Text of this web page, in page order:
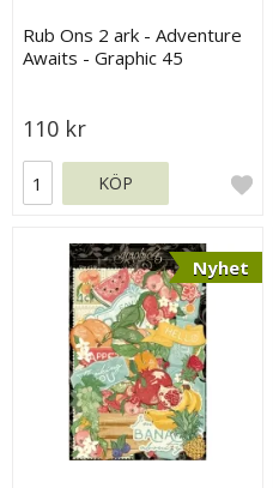
Rub Ons 2 ark - Adventure
Awaits - Graphic 45
110 kr
KÖP
Nyhet